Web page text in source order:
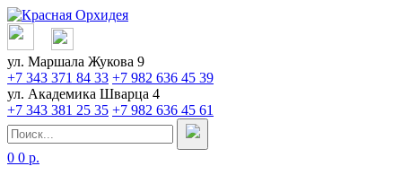
ул. Маршала Жукова 9
+7 343 371 84 33 +7 982 636 45 39
ул. Академика Шварца 4
+7 343 381 25 35 +7 982 636 45 61
0 0 р.